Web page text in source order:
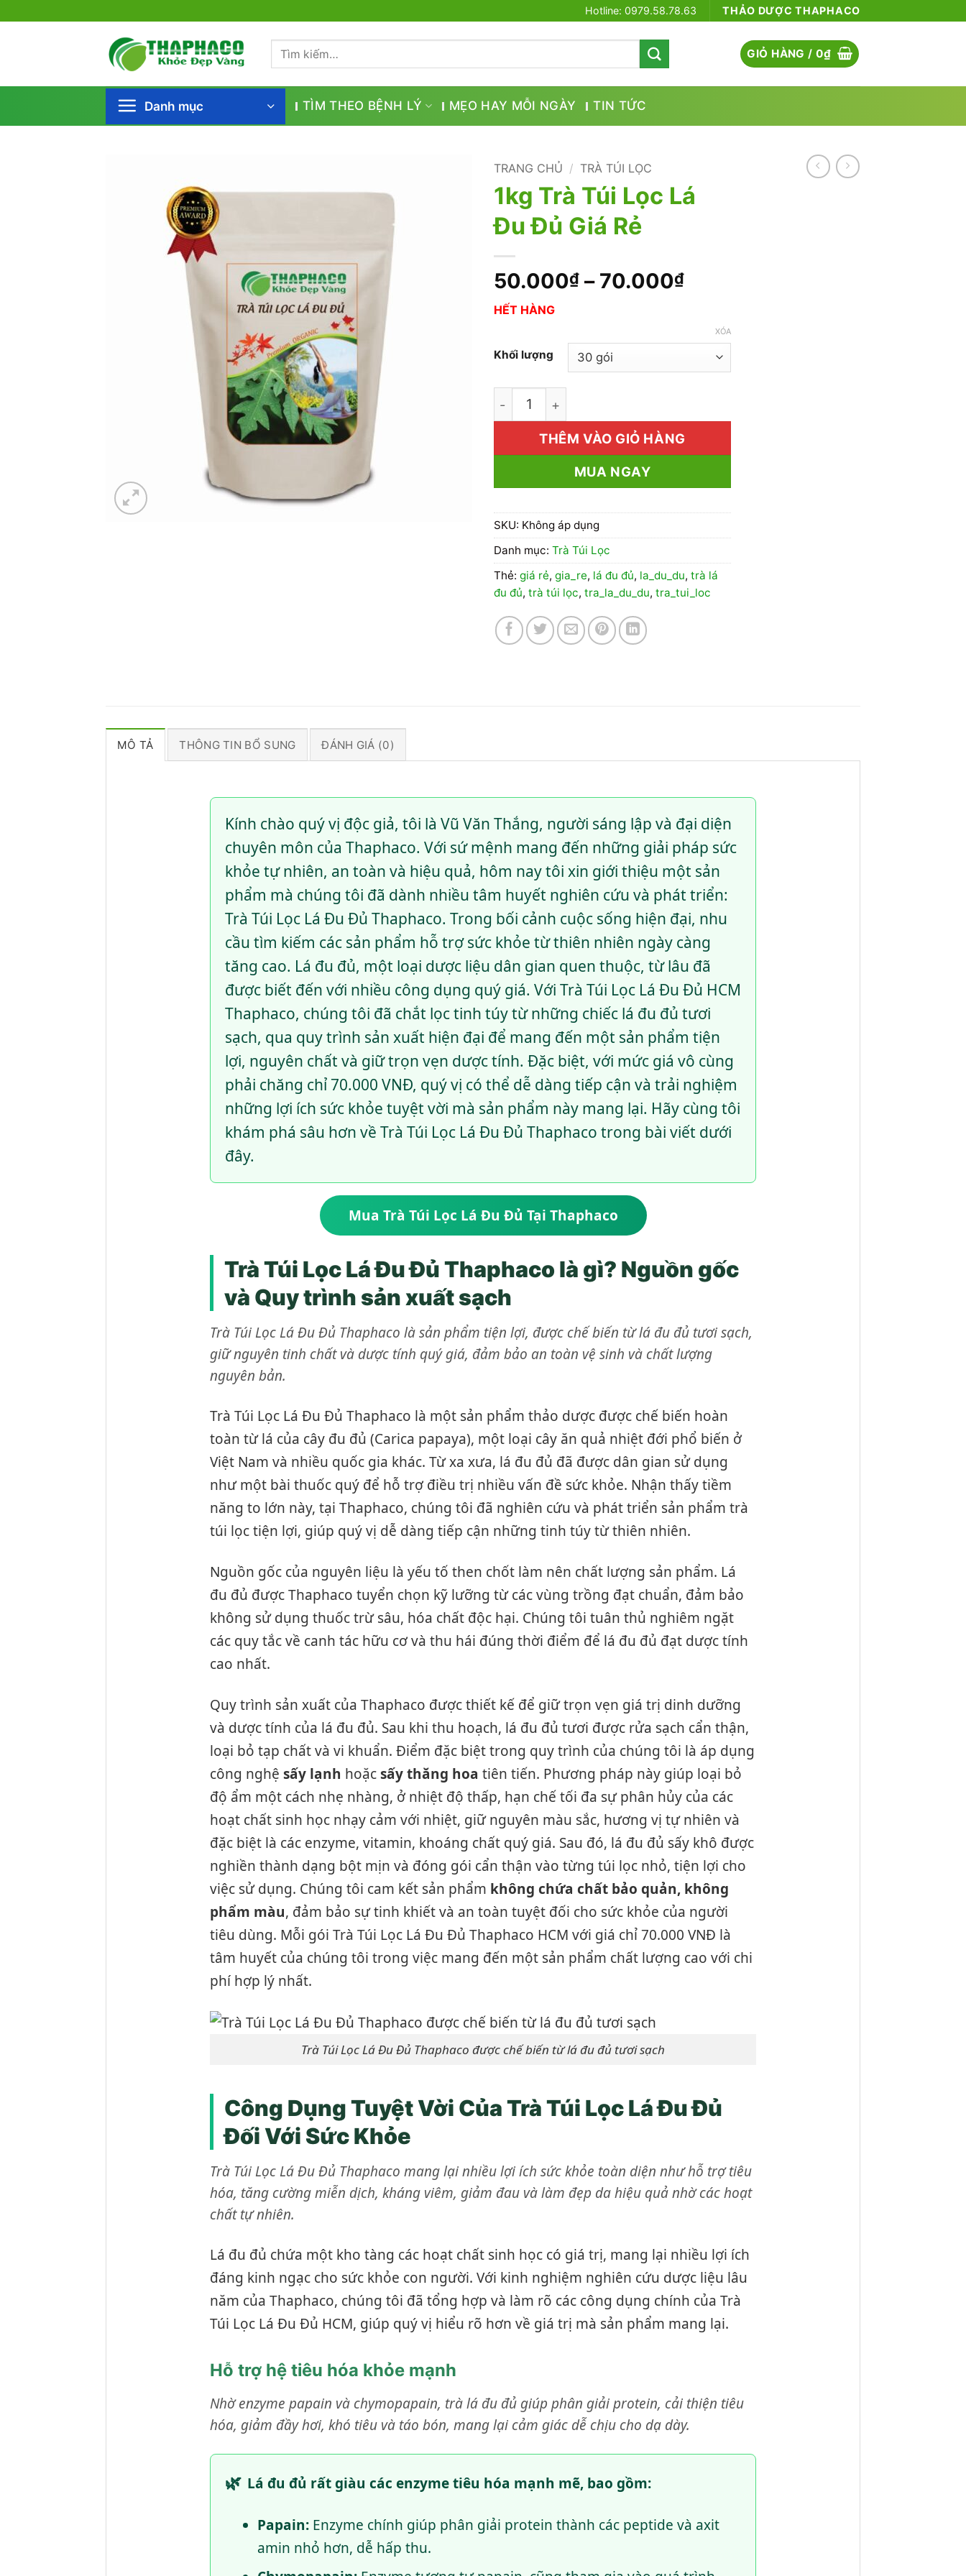
Hotline: 0979.58.78.63 THẢO DƯỢC THAPHACO
Tìm
GIỎ HÀNG /0₫
Danh mục TÌM THEO BỆNH LÝ MẸO HAY MỖI NGÀY TIN TỨC
TRANG CHỦ / TRÀ TÚI LỌC
1kg Trà Túi Lọc Lá
Đu Đủ Giá Rẻ
50.000₫ – 70.000₫Khoảng
50.000₫
đến
70.000₫
HẾT HÀNG
Khối lượng
XÓA
1kg Trà Túi Lọc Lá Đu Đủ Giá Rẻ số lượng
THÊM VÀO GIỎ HÀNG
MUA NGAY
SKU: Không áp dụng
Danh mục: Trà Túi Lọc
Thẻ: giá rẻ, gia_re, lá đu đủ, la_du_du, trà lá
đu đủ, trà túi lọc, tra_la_du_du, tra_tui_loc
MÔ TẢ THÔNG TIN BỔ SUNG ĐÁNH GIÁ (0)
Kính chào quý vị độc giả, tôi là Vũ Văn Thắng, người sáng lập và đại diện
chuyên môn của Thaphaco. Với sứ mệnh mang đến những giải pháp sức
khỏe tự nhiên, an toàn và hiệu quả, hôm nay tôi xin giới thiệu một sản
phẩm mà chúng tôi đã dành nhiều tâm huyết nghiên cứu và phát triển:
Trà Túi Lọc Lá Đu Đủ Thaphaco. Trong bối cảnh cuộc sống hiện đại, nhu
cầu tìm kiếm các sản phẩm hỗ trợ sức khỏe từ thiên nhiên ngày càng
tăng cao. Lá đu đủ, một loại dược liệu dân gian quen thuộc, từ lâu đã
được biết đến với nhiều công dụng quý giá. Với Trà Túi Lọc Lá Đu Đủ HCM
Thaphaco, chúng tôi đã chắt lọc tinh túy từ những chiếc lá đu đủ tươi
sạch, qua quy trình sản xuất hiện đại để mang đến một sản phẩm tiện
lợi, nguyên chất và giữ trọn vẹn dược tính. Đặc biệt, với mức giá vô cùng
phải chăng chỉ 70.000 VNĐ, quý vị có thể dễ dàng tiếp cận và trải nghiệm
những lợi ích sức khỏe tuyệt vời mà sản phẩm này mang lại. Hãy cùng tôi
khám phá sâu hơn về Trà Túi Lọc Lá Đu Đủ Thaphaco trong bài viết dưới
đây.
Mua Trà Túi Lọc Lá Đu Đủ Tại Thaphaco
Trà Túi Lọc Lá Đu Đủ Thaphaco là gì? Nguồn gốc
và Quy trình sản xuất sạch
Trà Túi Lọc Lá Đu Đủ Thaphaco là sản phẩm tiện lợi, được chế biến từ lá đu đủ tươi sạch,
giữ nguyên tinh chất và dược tính quý giá, đảm bảo an toàn vệ sinh và chất lượng
nguyên bản.
Trà Túi Lọc Lá Đu Đủ Thaphaco là một sản phẩm thảo dược được chế biến hoàn
toàn từ lá của cây đu đủ (Carica papaya), một loại cây ăn quả nhiệt đới phổ biến ở
Việt Nam và nhiều quốc gia khác. Từ xa xưa, lá đu đủ đã được dân gian sử dụng
như một bài thuốc quý để hỗ trợ điều trị nhiều vấn đề sức khỏe. Nhận thấy tiềm
năng to lớn này, tại Thaphaco, chúng tôi đã nghiên cứu và phát triển sản phẩm trà
túi lọc tiện lợi, giúp quý vị dễ dàng tiếp cận những tinh túy từ thiên nhiên.
Nguồn gốc của nguyên liệu là yếu tố then chốt làm nên chất lượng sản phẩm. Lá
đu đủ được Thaphaco tuyển chọn kỹ lưỡng từ các vùng trồng đạt chuẩn, đảm bảo
không sử dụng thuốc trừ sâu, hóa chất độc hại. Chúng tôi tuân thủ nghiêm ngặt
các quy tắc về canh tác hữu cơ và thu hái đúng thời điểm để lá đu đủ đạt dược tính
cao nhất.
Quy trình sản xuất của Thaphaco được thiết kế để giữ trọn vẹn giá trị dinh dưỡng
và dược tính của lá đu đủ. Sau khi thu hoạch, lá đu đủ tươi được rửa sạch cẩn thận,
loại bỏ tạp chất và vi khuẩn. Điểm đặc biệt trong quy trình của chúng tôi là áp dụng
công nghệ sấy lạnh hoặcsấy thăng hoa tiên tiến. Phương pháp này giúp loại bỏ
độ ẩm một cách nhẹ nhàng, ở nhiệt độ thấp, hạn chế tối đa sự phân hủy của các
hoạt chất sinh học nhạy cảm với nhiệt, giữ nguyên màu sắc, hương vị tự nhiên và
đặc biệt là các enzyme, vitamin, khoáng chất quý giá. Sau đó, lá đu đủ sấy khô được
nghiền thành dạng bột mịn và đóng gói cẩn thận vào từng túi lọc nhỏ, tiện lợi cho
việc sử dụng. Chúng tôi cam kết sản phẩm không chứa chất bảo quản, không
phẩm màu, đảm bảo sự tinh khiết và an toàn tuyệt đối cho sức khỏe của người
tiêu dùng. Mỗi gói Trà Túi Lọc Lá Đu Đủ Thaphaco HCM với giá chỉ 70.000 VNĐ là
tâm huyết của chúng tôi trong việc mang đến một sản phẩm chất lượng cao với chi
phí hợp lý nhất.
Trà Túi Lọc Lá Đu Đủ Thaphaco được chế biến từ lá đu đủ tươi sạch
Công Dụng Tuyệt Vời Của Trà Túi Lọc Lá Đu Đủ
Đối Với Sức Khỏe
Trà Túi Lọc Lá Đu Đủ Thaphaco mang lại nhiều lợi ích sức khỏe toàn diện như hỗ trợ tiêu
hóa, tăng cường miễn dịch, kháng viêm, giảm đau và làm đẹp da hiệu quả nhờ các hoạt
chất tự nhiên.
Lá đu đủ chứa một kho tàng các hoạt chất sinh học có giá trị, mang lại nhiều lợi ích
đáng kinh ngạc cho sức khỏe con người. Với kinh nghiệm nghiên cứu dược liệu lâu
năm của Thaphaco, chúng tôi đã tổng hợp và làm rõ các công dụng chính của Trà
Túi Lọc Lá Đu Đủ HCM, giúp quý vị hiểu rõ hơn về giá trị mà sản phẩm mang lại.
Hỗ trợ hệ tiêu hóa khỏe mạnh
Nhờ enzyme papain và chymopapain, trà lá đu đủ giúp phân giải protein, cải thiện tiêu
hóa, giảm đầy hơi, khó tiêu và táo bón, mang lại cảm giác dễ chịu cho dạ dày.
🌿 Lá đu đủ rất giàu các enzyme tiêu hóa mạnh mẽ, bao gồm:
Papain:Enzyme chính giúp phân giải protein thành các peptide và axit
amin nhỏ hơn, dễ hấp thu.